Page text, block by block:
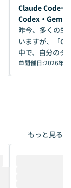
開催前
Claude Code一
Codex・
昨今、多くの生
いますが、「
中で、自分のタ
いいのか」を自
か？ 「なんとなく誰かが良いと言っていた
は、評判では
ているAIを選ぶこ
開催日:2026年8
もっと見る